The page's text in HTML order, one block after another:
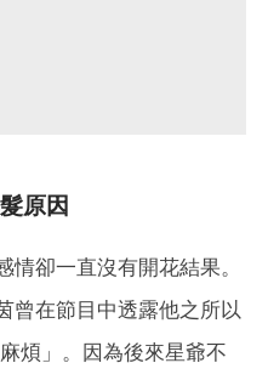
原因
卻一直沒有開花結果。
曾在節目中透露他之所以
煩」。因為後來星爺不